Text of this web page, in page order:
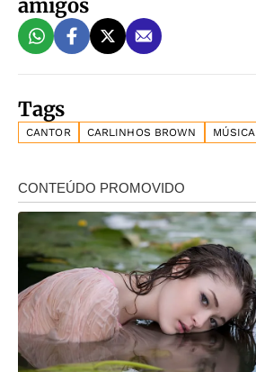
amigos
Tags
CANTOR CARLINHOS BROWN MÚSICA